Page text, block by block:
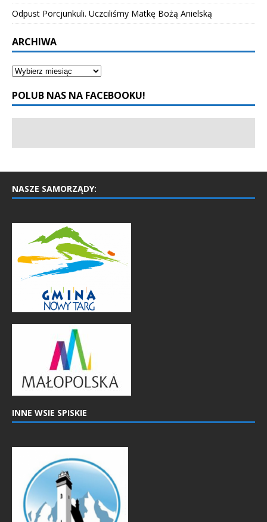
Odpust Porcjunkuli. Uczciliśmy Matkę Bożą Anielską
ARCHIWA
POLUB NAS NA FACEBOOKU!
NASZE SAMORZĄDY:
INNE WSIE SPISKIE